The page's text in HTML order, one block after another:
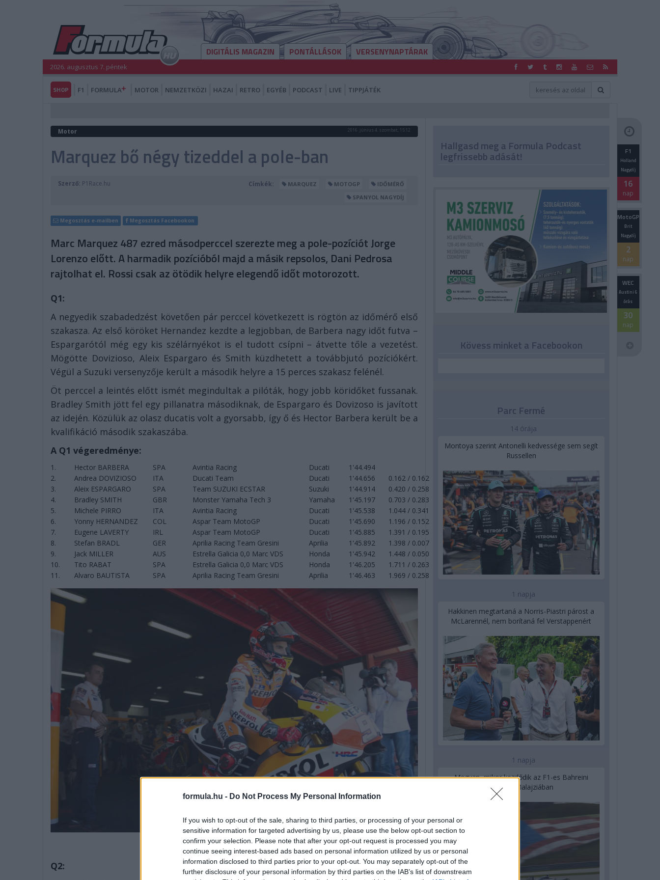
formula.hu - Do Not Process My Personal Information
If you wish to opt-out of the sale, sharing to third parties, or processing of your personal or
sensitive information for targeted advertising by us, please use the below opt-out section to
confirm your selection. Please note that after your opt-out request is processed you may
continue seeing interest-based ads based on personal information utilized by us or personal
information disclosed to third parties prior to your opt-out. You may separately opt-out of the
further disclosure of your personal information by third parties on the IAB’s list of downstream
DIGITÁLIS MAGAZIN PONTÁLLÁSOK VERSENYNAPTÁRAK
2026. augusztus 7. péntek
SHOP F1 FORMULA MOTOR NEMZETKÖZI HAZAI RETRO EGYÉB PODCAST LIVE TIPPJÁTÉK
Motor 2016. június 4. szombat, 15:12
Marquez bő négy tizeddel a pole-ban
Szerző: P1Race.hu Címkék: MARQUEZ MOTOGP
IDŐMÉRŐ
SPANYOL NAGYDÍJ
Megosztás e-mailben Megosztás Facebookon
Marc Marquez 487 ezred másodperccel szerezte meg a pole-pozíciót Jorge
Lorenzo előtt. A harmadik pozícióból majd a másik repsolos, Dani Pedrosa
rajtolhat el. Rossi csak az ötödik helyre elegendő időt motorozott.
Q1:
A negyedik szabadedzést követően pár perccel következett is rögtön az időmérő első
szakasza. Az első köröket Hernandez kezdte a legjobban, de Barbera nagy időt futva –
Espargarótól még egy kis szélárnyékot is el tudott csípni – átvette tőle a vezetést.
Mögötte Dovizioso, Aleix Espargaro és Smith küzdhetett a továbbjutó pozíciókért.
Végül a Suzuki versenyzője került a második helyre a 15 perces szakasz felénél.
Öt perccel a leintés előtt ismét megindultak a pilóták, hogy jobb köridőket fussanak.
Bradley Smith jött fel egy pillanatra másodiknak, de Espargaro és Dovizoso is javított
az idején. Közülük az olasz ducatis volt a gyorsabb, így ő és Hector Barbera került be a
kvalifikáció második szakaszába.
A Q1 végeredménye:
1. Hector BARBERA SPA Avintia Racing Ducati
1'44.494
2.
Andrea DOVIZIOSO ITA Ducati Team Ducati 1'44.656
0.162 / 0.162
3.
Aleix ESPARGARO SPA Team SUZUKI ECSTAR Suzuki 1'44.914
0.420 / 0.258
4.
Bradley SMITH GBR Monster Yamaha Tech 3 Yamaha 1'45.197
0.703 / 0.283
5.
Michele PIRRO ITA Avintia Racing Ducati 1'45.538
1.044 / 0.341
6.
Yonny HERNANDEZ COL Aspar Team MotoGP Ducati 1'45.690
1.196 / 0.152
7.
Eugene LAVERTY IRL Aspar Team MotoGP Ducati 1'45.885
1.391 / 0.195
8.
Stefan BRADL GER Aprilia Racing Team Gresini Aprilia 1'45.892
1.398 / 0.007
9.
Jack MILLER AUS Estrella Galicia 0,0 Marc VDS Honda 1'45.942
1.448 / 0.050
10.
Tito RABAT SPA Estrella Galicia 0,0 Marc VDS Honda 1'46.205
1.711 / 0.263
11.
Alvaro BAUTISTA SPA Aprilia Racing Team Gresini Aprilia 1'46.463 1.969 / 0.258
Q2:
Hallgasd meg a Formula Podcast
legfrissebb adását! F1
Holland
Nagydíj
16
nap
MotoGP
Brit
Nagydíj
2
nap
WEC
Austini 6
órás
30
nap
Kövess minket a Facebookon
Parc Fermé
14 órája
Montoya szerint Antonelli kedvessége sem segít
Russellen
1 napja
Hakkinen megtartaná a Norris-Piastri párost a
McLarennél, nem borítaná fel Verstappenért
1 napja
Megvan, mikor kezdődik az F1-es Bahreini
Nagydíj Malajziában